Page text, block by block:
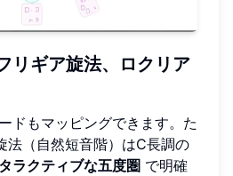
リギア旋法、ロクリア
ドもマッピングできます。た
法（自然短音階）はC長調の
ラクティブな五度圏 で明確